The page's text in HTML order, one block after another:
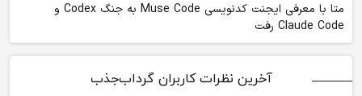
متا با معرفی ایجنت کدنویسی Muse Code به جنگ Codex و
Claude Code رفت
آخرین نظرات کاربران گرداب‌جذب